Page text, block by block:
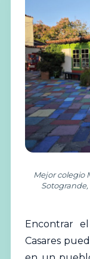
Mejor colegio
Encontrar
Casares